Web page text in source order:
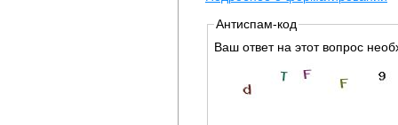
Антиспам-код
Ваш ответ на этот вопрос